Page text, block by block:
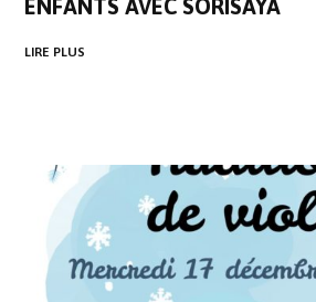
ENFANTS AVEC SORISAYA
LIRE PLUS